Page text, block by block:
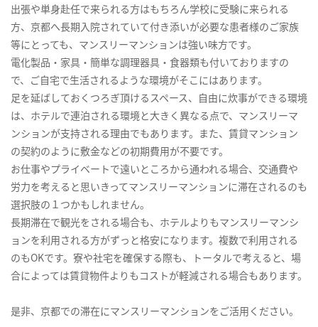
出張や単身赴任で来られる方はもちろん学校に受験に来られる
方、京都へ長期入院されていて付き添いが必要な患者様のご家族
等にとっても、マンスリーマンションは強い味方です。
電化製品・家具・簡単な調理器具・食器類も付いておりますの
で、ご自宅で生活されるような環境がそこにはあります。
足を延ばしておくつろぎ頂けるスペース、自由に炊事ができる環境
は、ホテルで連泊される環境と大きく異なる点で、マンスリーマ
ンションが支持される理由でもあります。また、賃貸マンション
の契約のように敷金などの初期費用が不要です。
お仕事やプライベートで遠いところから通われる場合、交通費や
労力を考えると思いきってマンスリーマンションに滞在されるのも
選択肢の１つかもしれません。
長期滞在で観光をされる場合も、ホテルよりもマンスリーマンシ
ョンを利用される方がずっと格安になります。複数で利用される
のもOKです。寮や社宅を確保する際も、トータルで考えると、場
合によっては賃貸物件よりもコストが軽減される場合もあります。
是非、京都での滞在にマンスリーマンションをご活用ください。